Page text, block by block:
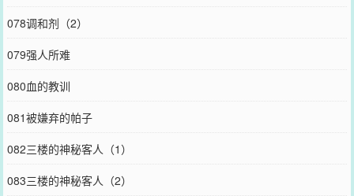
078调和剂（2）
079强人所难
080血的教训
081被嫌弃的帕子
082三楼的神秘客人（1）
083三楼的神秘客人（2）